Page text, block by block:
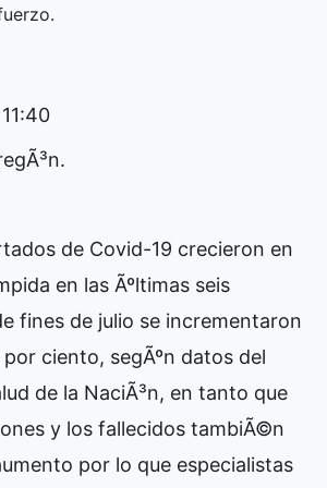
de Covid-19 crecieron en
en las Ãºltimas seis
fines de julio se incrementaron
por ciento, segÃºn datos del
de la NaciÃ³n, en tanto que
y los fallecidos tambiÃ©n
por lo que especialistas